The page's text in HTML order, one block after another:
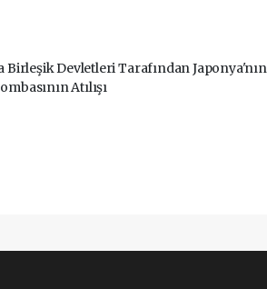
Birleşik Devletleri Tarafından Japonya'nın
Atılışı